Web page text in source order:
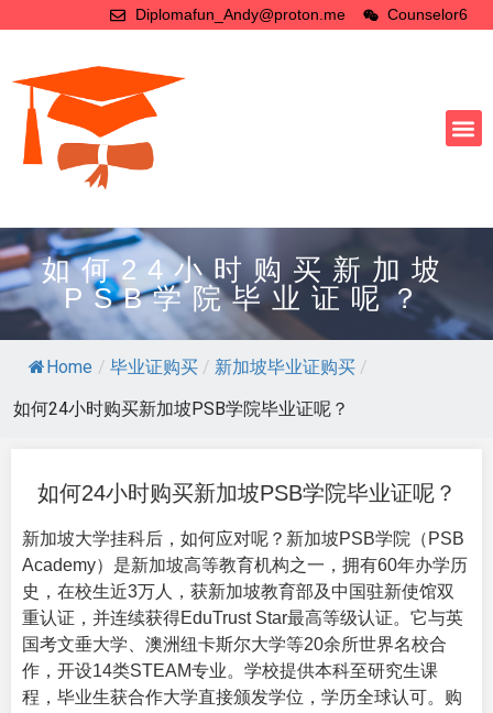
Diplomafun_Andy@proton.me Counselor6
如何24小时购买新加坡
PSB学院毕业证呢？
Home / 毕业证购买 / 新加坡毕业证购买 /
如何24小时购买新加坡PSB学院毕业证呢？
如何24小时购买新加坡PSB学院毕业证呢？
新加坡大学挂科后，如何应对呢？新加坡PSB学院（ PSB
Academy）是新加坡高等教育机构之一，拥有60年办学历
史，在校生近3万人，获新加坡教育部及中国驻新使馆双
重认证，并连续获得EduTrust Star最高等级认证‌。它与英
国考文垂大学、澳洲纽卡斯尔大学等20余所世界名校合
作，开设14类STEAM专业‌。学校提供本科至研究生课
程，毕业生获合作大学直接颁发学位，学历全球认可‌。购